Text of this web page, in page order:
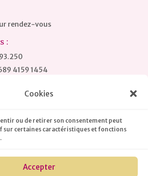
Cookies
ou de retirer son consentement peut
sur certaines caractéristiques et fonctions
Accepter
rendez-vous
:
4159 1454